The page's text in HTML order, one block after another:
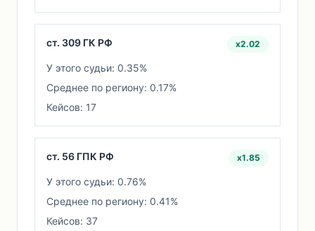
ст. 309 ГК РФ x2.02
У этого судьи: 0.35%
Среднее по региону: 0.17%
Кейсов: 17
ст. 56 ГПК РФ x1.85
У этого судьи: 0.76%
Среднее по региону: 0.41%
Кейсов: 37